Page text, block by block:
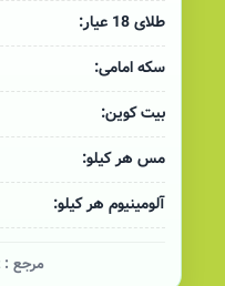
طلای 18 عیار:
سکه امامی:
بیت کوین:
مس هر کیلو:
آلومینیوم هر کیلو:
مرجع :